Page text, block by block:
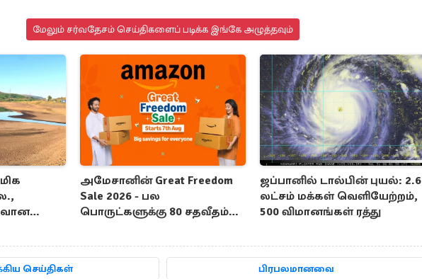
மேலும் சர்வதேசம் செய்திகளைப் படிக்க இங்கே அழுத்தவும்
அமேசானின் Great Freedom
Sale 2026 - பல
பொருட்களுக்கு 80 சதவீதம்
ஜப்பானில் டால்பின் புயல்: 2.6
லட்சம் மக்கள் வெளியேற்றம்,
500 விமானங்கள் ரத்து
செய்திகள் பிரபலமானவை